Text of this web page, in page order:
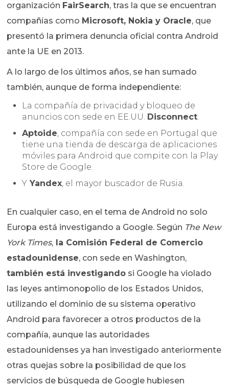
organización FairSearch, tras la que se encuentran
compañías como Microsoft, Nokia y Oracle, que
presentó la primera denuncia oficial contra Android
ante la UE en 2013.
A lo largo de los últimos años, se han sumado
también, aunque de forma independiente:
La compañía de privacidad y bloqueo de
anuncios con sede en EE.UU. Disconnect.
Aptoide, compañía con sede en Portugal que
tiene una tienda de descarga de aplicaciones
móviles para Android que compite con la Play
Store de Google.
Y Yandex, el mayor buscador de Rusia.
En cualquier caso, en el tema de Android no solo
Europa está investigando a Google. Según The New
York Times, la Comisión Federal de Comercio
estadounidense, con sede en Washington,
también está investigando si Google ha violado
las leyes antimonopolio de los Estados Unidos,
utilizando el dominio de su sistema operativo
Android para favorecer a otros productos de la
compañía, aunque las autoridades
estadounidenses ya han investigado anteriormente
otras quejas sobre la posibilidad de que los
servicios de búsqueda de Google hubiesen